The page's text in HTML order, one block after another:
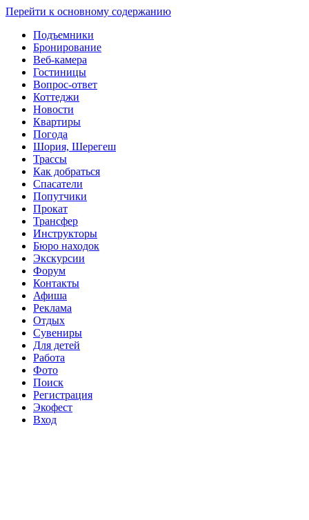
Перейти к основному содержанию
Подъемники
Бронирование
Веб-камера
Гостиницы
Вопрос-ответ
Коттеджи
Новости
Квартиры
Погода
Шория, Шерегеш
Трассы
Как добраться
Спасатели
Попутчики
Прокат
Трансфер
Инструкторы
Бюро находок
Экскурсии
Форум
Контакты
Афиша
Реклама
Отдых
Сувениры
Для детей
Работа
Фото
Поиск
Регистрация
Экофест
Вход